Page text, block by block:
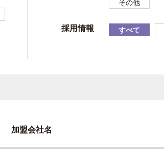
その他
採用情報 すべて
加盟会社名